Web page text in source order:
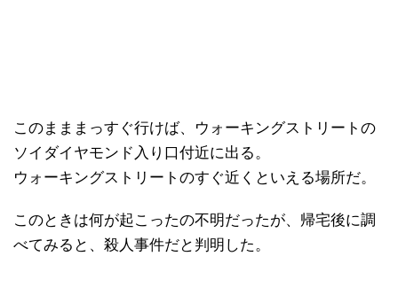
このまままっすぐ行けば、ウォーキングストリートの
ソイダイヤモンド入り口付近に出る。
ウォーキングストリートのすぐ近くといえる場所だ。
このときは何が起こったの不明だったが、帰宅後に調
べてみると、殺人事件だと判明した。